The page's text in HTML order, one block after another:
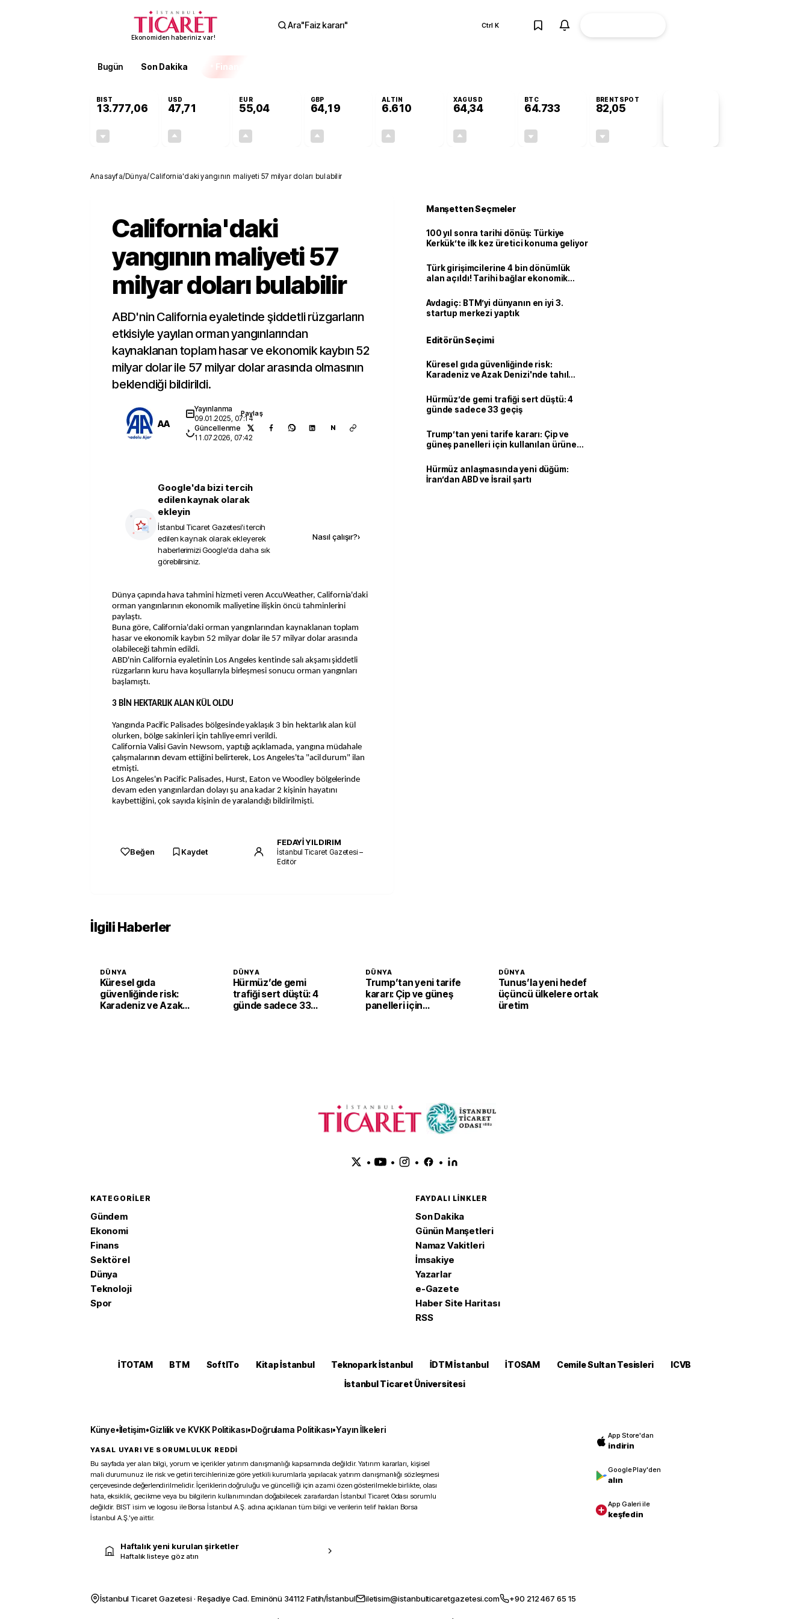
Ekonomiden haberiniz var!
Ara"Faiz kararı" Ctrl K
Bugün Son Dakika Finans
BIST
13.777,06
USD
47,71
EUR
55,04
GBP
64,19
ALTIN
6.610
XAGUSD
64,34
BTC
64.733
BRENTSPOT
82,05
Anasayfa/Dünya/California'daki yangının maliyeti 57 milyar doları bulabilir
California'daki
yangının maliyeti 57
milyar doları bulabilir
ABD'nin California eyaletinde şiddetli rüzgarların
etkisiyle yayılan orman yangınlarından
kaynaklanan toplam hasar ve ekonomik kaybın 52
milyar dolar ile 57 milyar dolar arasında olmasının
beklendiği bildirildi.
AA
Yayınlanma
09.01.2025, 07:14
Güncellenme
11.07.2026, 07:42
Paylaş
N
Google'da bizi tercih
edilen kaynak olarak
ekleyin
İstanbul Ticaret Gazetesi'i tercih
edilen kaynak olarak ekleyerek
haberlerimizi Google'da daha sık
görebilirsiniz.
Nasıl çalışır?›
Dünya çapında hava tahmini hizmeti veren AccuWeather, California'daki
orman yangınlarının ekonomik maliyetine ilişkin öncü tahminlerini
paylaştı.
Buna göre, California'daki orman yangınlarından kaynaklanan toplam
hasar ve ekonomik kaybın 52 milyar dolar ile 57 milyar dolar arasında
olabileceği tahmin edildi.
ABD'nin California eyaletinin Los Angeles kentinde salı akşamı şiddetli
rüzgarların kuru hava koşullarıyla birleşmesi sonucu orman yangınları
başlamıştı.
3 BİN HEKTARLIK ALAN KÜL OLDU
Yangında Pacific Palisades bölgesinde yaklaşık 3 bin hektarlık alan kül
olurken, bölge sakinleri için tahliye emri verildi.
California Valisi Gavin Newsom, yaptığı açıklamada, yangına müdahale
çalışmalarının devam ettiğini belirterek, Los Angeles'ta "acil durum" ilan
etmişti.
Los Angeles'ın Pacific Palisades, Hurst, Eaton ve Woodley bölgelerinde
devam eden yangınlardan dolayı şu ana kadar 2 kişinin hayatını
kaybettiğini, çok sayıda kişinin de yaralandığı bildirilmişti.
Beğen Kaydet
FEDAYİ YILDIRIM
İstanbul Ticaret Gazetesi –
Editör
Manşetten Seçmeler
100 yıl sonra tarihi dönüş: Türkiye
Kerkük’te ilk kez üretici konuma geliyor
Türk girişimcilerine 4 bin dönümlük
alan açıldı! Tarihi bağlar ekonomik
Avdagiç: BTM’yi dünyanın en iyi 3.
startup merkezi yaptık
Editörün Seçimi
Küresel gıda güvenliğinde risk:
Karadeniz ve Azak Denizi'nde tahıl
Hürmüz’de gemi trafiği sert düştü: 4
günde sadece 33 geçiş
Trump’tan yeni tarife kararı: Çip ve
güneş panelleri için kullanılan ürüne
Hürmüz anlaşmasında yeni düğüm:
İran’dan ABD ve İsrail şartı
İlgili Haberler
DÜNYA
Küresel gıda
güvenliğinde risk:
Karadeniz ve Azak
DÜNYA
Hürmüz’de gemi
trafiği sert düştü: 4
günde sadece 33
DÜNYA
Trump’tan yeni tarife
kararı: Çip ve güneş
panelleri için
DÜNYA
Tunus’la yeni hedef
üçüncü ülkelere ortak
üretim
• • • •
KATEGORILER
Gündem
Ekonomi
Finans
Sektörel
Dünya
Teknoloji
Spor
FAYDALI LINKLER
Son Dakika
Günün Manşetleri
Namaz Vakitleri
İmsakiye
Yazarlar
e-Gazete
Haber Site Haritası
RSS
İTOTAM BTM SoftITo Kitap İstanbul Teknopark İstanbul İDTM İstanbul İTOSAM Cemile Sultan Tesisleri
ICVB
İstanbul Ticaret Üniversitesi
Künye•İletişim•Gizlilik ve KVKK Politikası•Doğrulama Politikası•Yayın İlkeleri
YASAL UYARI VE SORUMLULUK REDDİ
Bu sayfada yer alan bilgi, yorum ve içerikler yatırım danışmanlığı kapsamında değildir. Yatırım kararları, kişisel
mali durumunuz ile risk ve getiri tercihlerinize göre yetkili kurumlarla yapılacak yatırım danışmanlığı sözleşmesi
çerçevesinde değerlendirilmelidir. İçeriklerin doğruluğu ve güncelliği için azami özen gösterilmekle birlikte, olası
hata, eksiklik, gecikme veya bu bilgilerin kullanımından doğabilecek zararlardan İstanbul Ticaret Odası sorumlu
değildir. BIST isim ve logosu ile Borsa İstanbul A.Ş. adına açıklanan tüm bilgi ve verilerin telif hakları Borsa
İstanbul A.Ş.’ye aittir.
Haftalık yeni kurulan şirketler
Haftalık listeye göz atın
App Store'dan
indirin
Google Play'den
alın
App Galeri ile
keşfedin
İstanbul Ticaret Gazetesi · Reşadiye Cad. Eminönü 34112 Fatih/İstanbul iletisim@istanbulticaretgazetesi.com +90 212 467 65 15